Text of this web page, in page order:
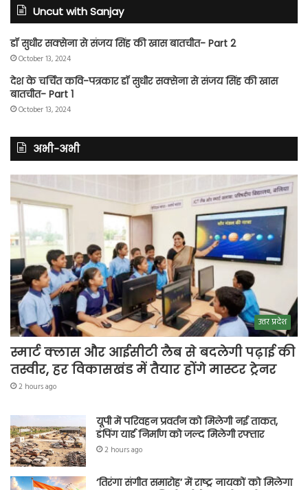
Uncut with Sanjay
डॉ सुधीर सक्सेना से संजय सिंह की खास बातचीत- Part 2
October 13, 2024
देश के चर्चित कवि-पत्रकार डॉ सुधीर सक्सेना से संजय सिंह की खास
बातचीत- Part 1
October 13, 2024
अभी-अभी
उत्तर प्रदेश
स्मार्ट क्लास और आईसीटी लैब से बदलेगी पढ़ाई की
तस्वीर, हर विकासखंड में तैयार होंगे मास्टर ट्रेनर
2 hours ago
यूपी में परिवहन प्रवर्तन को मिलेगी नई ताकत,
डंपिंग यार्ड निर्माण को जल्द मिलेगी रफ्तार
2 hours ago
‘तिरंगा संगीत समारोह’ में राष्ट्र नायकों को मिलेगा